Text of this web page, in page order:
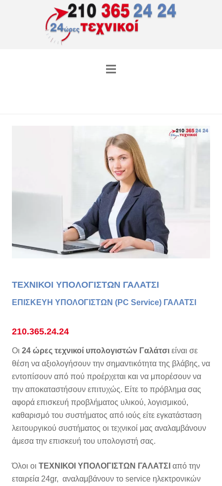
ΤΕΧΝΙΚΟΙ ΥΠΟΛΟΓΙΣΤΩΝ ΓΑΛΑΤΣΙ
ΕΠΙΣΚΕΥΗ ΥΠΟΛΟΓΙΣΤΩΝ (PC Service) ΓΑΛΑΤΣΙ
210.365.24.24
Οι 24 ώρες τεχνικοί υπολογιστών Γαλάτσι είναι σε
θέση να αξιολογήσουν την σημαντικότητα της βλάβης, να
εντοπίσουν από πού προέρχεται και να μπορέσουν να
την αποκαταστήσουν επιτυχώς. Είτε το πρόβλημα σας
αφορά επισκευή προβλήματος υλικού, λογισμικού,
καθαρισμό του συστήματος από ιούς είτε εγκατάσταση
λειτουργικού συστήματος οι τεχνικοί μας αναλαμβάνουν
άμεσα την επισκευή του υπολογιστή σας.
Όλοι οι ΤΕΧΝΙΚΟΙ ΥΠΟΛΟΓΙΣΤΩΝ ΓΑΛΑΤΣΙ από την
εταιρεία 24gr, αναλαμβάνουν το service ηλεκτρονικών